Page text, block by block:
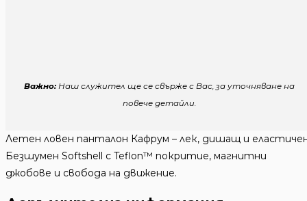
Важно:Наш служител ще се свърже с Вас, за уточняване на
повече детайли.
Летен ловен панталон Кафрум – лек, дишащ и
Безшумен Softshell с Teflon™ покритие, магнитни
джобове и свобода на движение.